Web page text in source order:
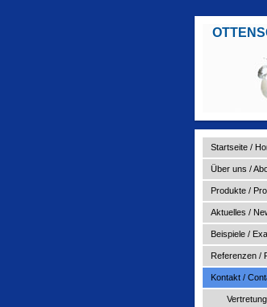
Startseite /
Über uns /
Produkte /
Aktuelles /
Beispiele /
Referenzen /
Kontakt /